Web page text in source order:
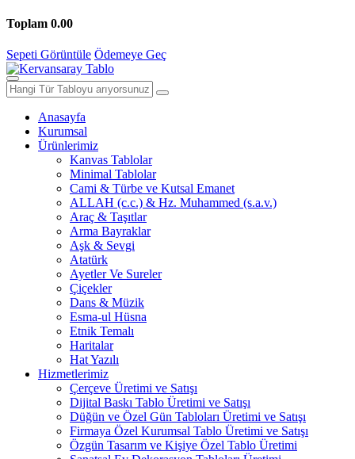
Toplam 0.00
Sepeti Görüntüle Ödemeye Geç
Anasayfa
Kurumsal
Ürünlerimiz
Kanvas Tablolar
Minimal Tablolar
Cami & Türbe ve Kutsal Emanet
ALLAH (c.c.) & Hz. Muhammed (s.a.v.)
Araç & Taşıtlar
Arma Bayraklar
Aşk & Sevgi
Atatürk
Ayetler Ve Sureler
Çiçekler
Dans & Müzik
Esma-ul Hüsna
Etnik Temalı
Haritalar
Hat Yazılı
Hizmetlerimiz
Çerçeve Üretimi ve Satışı
Dijital Baskı Tablo Üretimi ve Satışı
Düğün ve Özel Gün Tabloları Üretimi ve Satışı
Firmaya Özel Kurumsal Tablo Üretimi ve Satışı
Özgün Tasarım ve Kişiye Özel Tablo Üretimi